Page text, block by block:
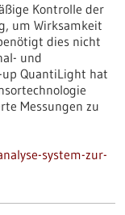
Kontrolle der
um Wirksamkeit
dies nicht
und
up QuantiLight hat
Messungen zu
system-zur-